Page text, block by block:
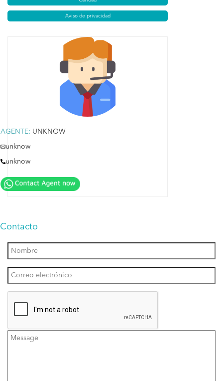
Aviso de privacidad
AGENTE: UNKNOW
unknow
unknow
Contacto